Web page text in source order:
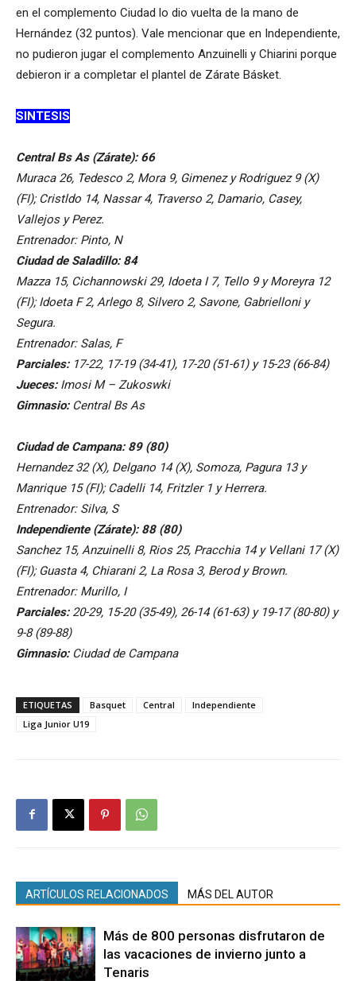
en el complemento Ciudad lo dio vuelta de la mano de
Hernández (32 puntos). Vale mencionar que en Independiente,
no pudieron jugar el complemento Anzuinelli y Chiarini porque
debieron ir a completar el plantel de Zárate Básket.
SINTESIS
Central Bs As (Zárate): 66
Muraca 26, Tedesco 2, Mora 9, Gimenez y Rodriguez 9 (X)
(FI); Cristldo 14, Nassar 4, Traverso 2, Damario, Casey,
Vallejos y Perez.
Entrenador: Pinto, N
Ciudad de Saladillo: 84
Mazza 15, Cichannowski 29, Idoeta I 7, Tello 9 y Moreyra 12
(FI); Idoeta F 2, Arlego 8, Silvero 2, Savone, Gabrielloni y
Segura.
Entrenador: Salas, F
Parciales:17-22, 17-19 (34-41), 17-20 (51-61) y 15-23 (66-84)
Jueces:Imosi M – Zukoswki
Gimnasio:Central Bs As
Ciudad de Campana: 89 (80)
Hernandez 32 (X), Delgano 14 (X), Somoza, Pagura 13 y
Manrique 15 (FI); Cadelli 14, Fritzler 1 y Herrera.
Entrenador: Silva, S
Independiente (Zárate): 88 (80)
Sanchez 15, Anzuinelli 8, Rios 25, Pracchia 14 y Vellani 17 (X)
(FI); Guasta 4, Chiarani 2, La Rosa 3, Berod y Brown.
Entrenador: Murillo, I
Parciales:20-29, 15-20 (35-49), 26-14 (61-63) y 19-17 (80-80) y
9-8 (89-88)
Gimnasio:Ciudad de Campana
ETIQUETAS Basquet Central
Independiente
Liga Junior U19
ARTÍCULOS RELACIONADOS MÁS DEL AUTOR
Más de 800 personas disfrutaron de
las vacaciones de invierno junto a
Tenaris